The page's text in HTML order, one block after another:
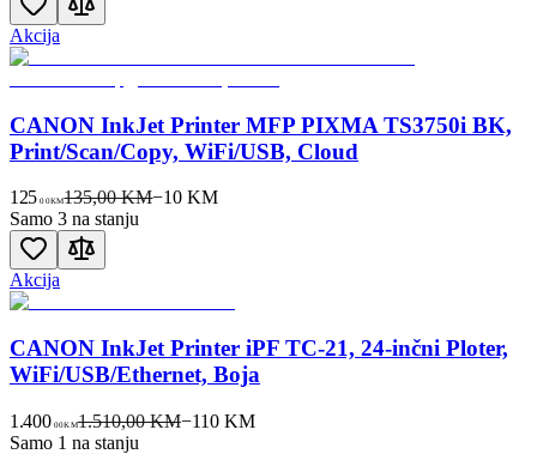
Akcija
CANON InkJet Printer MFP PIXMA TS3750i BK,
Print/Scan/Copy, WiFi/USB, Cloud
125 00KM135,00 KM−10 KM
Samo 3 na stanju
Akcija
CANON InkJet Printer iPF TC-21, 24-inčni Ploter,
WiFi/USB/Ethernet, Boja
1.400 00KM1.510,00 KM−110KM
Samo 1 na stanju